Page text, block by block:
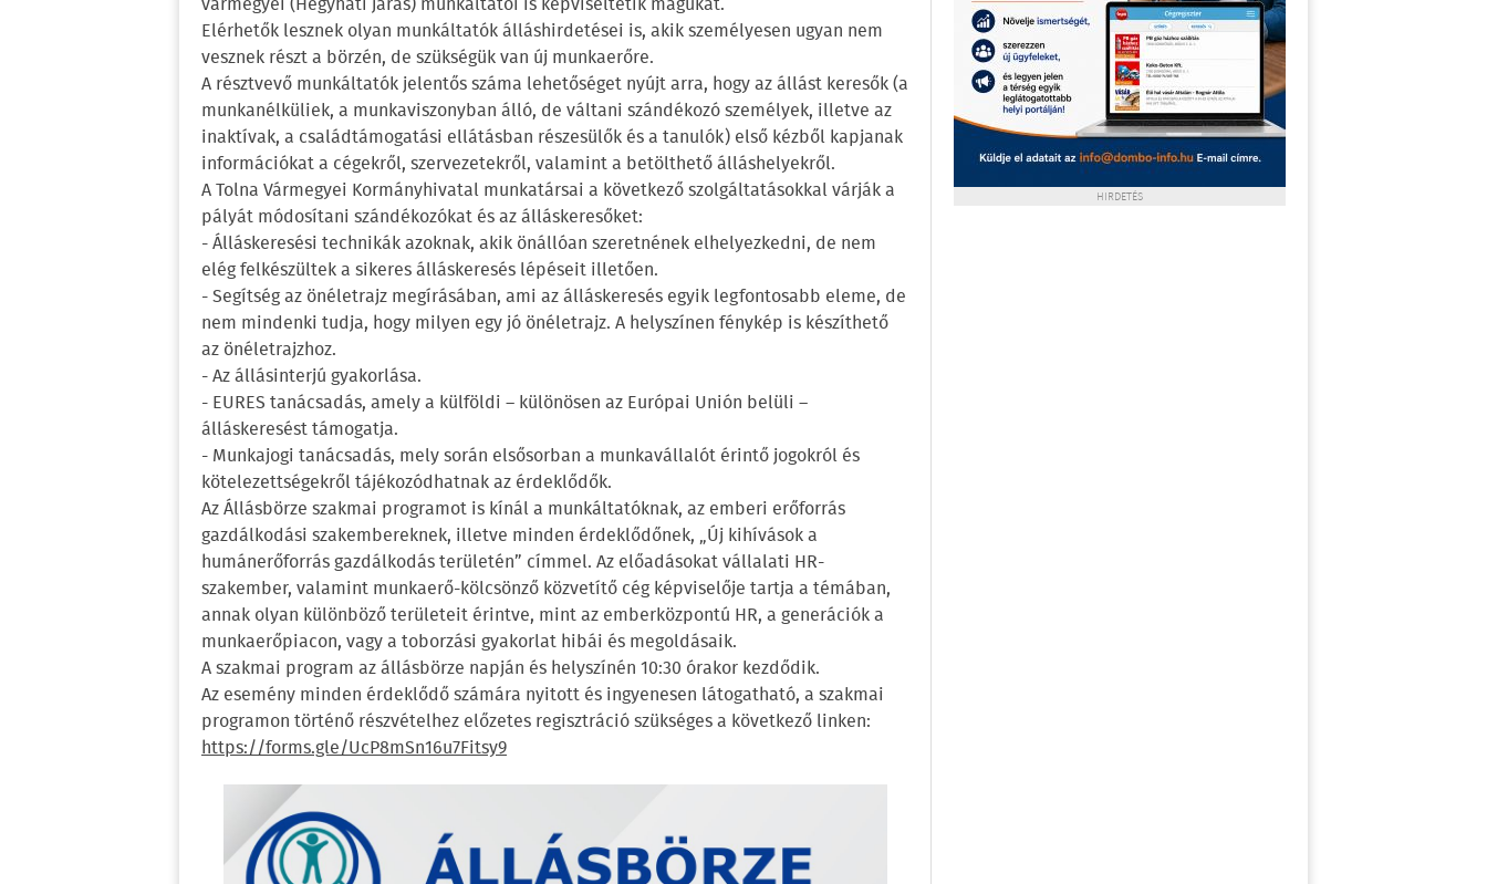
Elérhetők lesznek olyan munkáltatók álláshirdetései is, akik személyesen ugyan nem
vesznek részt a börzén, de szükségük van új munkaerőre.
A résztvevő munkáltatók jelentős száma lehetőséget nyújt arra, hogy az állást keresők (a
munkanélküliek, a munkaviszonyban álló, de váltani szándékozó személyek, illetve az
inaktívak, a családtámogatási ellátásban részesülők és a tanulók) első kézből kapjanak
információkat a cégekről, szervezetekről, valamint a betölthető álláshelyekről.
A Tolna Vármegyei Kormányhivatal munkatársai a következő szolgáltatásokkal várják a
pályát módosítani szándékozókat és az álláskeresőket:
- Álláskeresési technikák azoknak, akik önállóan szeretnének elhelyezkedni, de nem
elég felkészültek a sikeres álláskeresés lépéseit illetően.
- Segítség az önéletrajz megírásában, ami az álláskeresés egyik legfontosabb eleme, de
nem mindenki tudja, hogy milyen egy jó önéletrajz. A helyszínen fénykép is készíthető
az önéletrajzhoz.
- Az állásinterjú gyakorlása.
- EURES tanácsadás, amely a külföldi – különösen az Európai Unión belüli –
álláskeresést támogatja.
- Munkajogi tanácsadás, mely során elsősorban a munkavállalót érintő jogokról és
kötelezettségekről tájékozódhatnak az érdeklődők.
Az Állásbörze szakmai programot is kínál a munkáltatóknak, az emberi erőforrás
gazdálkodási szakembereknek, illetve minden érdeklődőnek, „Új kihívások a
humánerőforrás gazdálkodás területén” címmel. Az előadásokat vállalati HR-
szakember, valamint munkaerő-kölcsönző közvetítő cég képviselője tartja a témában,
annak olyan különböző területeit érintve, mint az emberközpontú HR, a generációk a
munkaerőpiacon, vagy a toborzási gyakorlat hibái és megoldásaik.
A szakmai program az állásbörze napján és helyszínén 10:30 órakor kezdődik.
Az esemény minden érdeklődő számára nyitott és ingyenesen látogatható, a szakmai
programon történő részvételhez előzetes regisztráció szükséges a következő linken:
https://forms.gle/UcP8mSn16u7Fitsy9
HIRDETÉS